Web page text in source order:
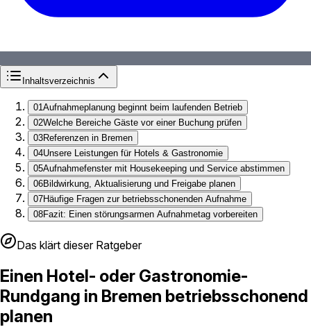
Inhaltsverzeichnis
01 Aufnahmeplanung beginnt beim laufenden Betrieb
02Welche Bereiche Gäste vor einer Buchung prüfen
03Referenzen in Bremen
04Unsere Leistungen für Hotels & Gastronomie
05Aufnahmefenster mit Housekeeping und Service abstimmen
06Bildwirkung, Aktualisierung und Freigabe planen
07Häufige Fragen zur betriebsschonenden Aufnahme
08Fazit: Einen störungsarmen Aufnahmetag vorbereiten
Das klärt dieser Ratgeber
Einen Hotel- oder Gastronomie-
Rundgang in Bremen betriebsschonend
planen